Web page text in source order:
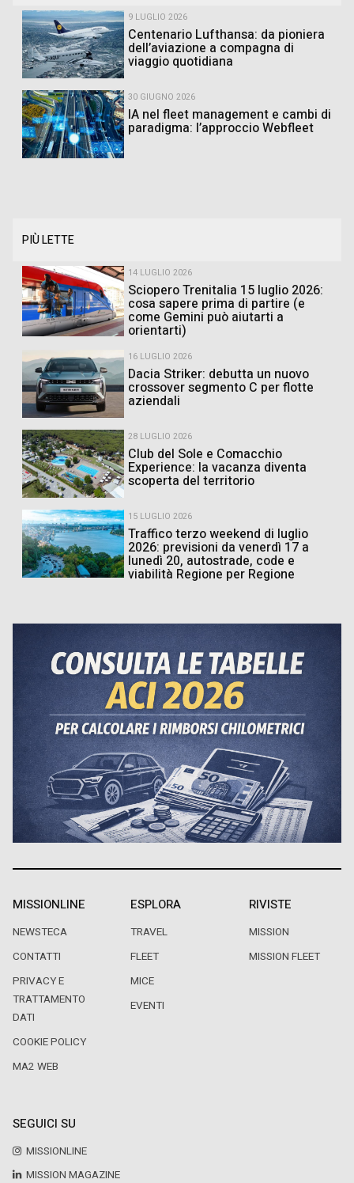
9 LUGLIO 2026
Centenario Lufthansa: da pioniera
dell’aviazione a compagna di
viaggio quotidiana
30 GIUGNO 2026
IA nel fleet management e cambi di
paradigma: l’approccio Webfleet
PIÙ LETTE
14 LUGLIO 2026
Sciopero Trenitalia 15 luglio 2026:
cosa sapere prima di partire (e
come Gemini può aiutarti a
orientarti)
16 LUGLIO 2026
Dacia Striker: debutta un nuovo
crossover segmento C per flotte
aziendali
28 LUGLIO 2026
Club del Sole e Comacchio
Experience: la vacanza diventa
scoperta del territorio
15 LUGLIO 2026
Traffico terzo weekend di luglio
2026: previsioni da venerdì 17 a
lunedì 20, autostrade, code e
viabilità Regione per Regione
MISSIONLINE
NEWSTECA
CONTATTI
PRIVACY E
TRATTAMENTO
DATI
COOKIE POLICY
MA2 WEB
ESPLORA
TRAVEL
FLEET
MICE
EVENTI
RIVISTE
MISSION
MISSION FLEET
SEGUICI SU
MISSIONLINE
MISSION MAGAZINE